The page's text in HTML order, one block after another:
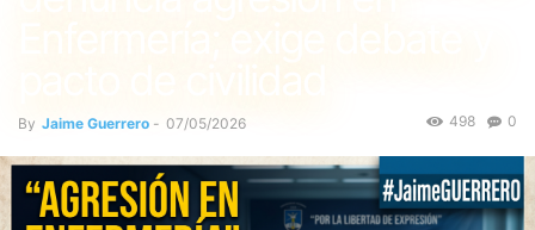
By Jaime Guerrero - 07/05/2026 0
498